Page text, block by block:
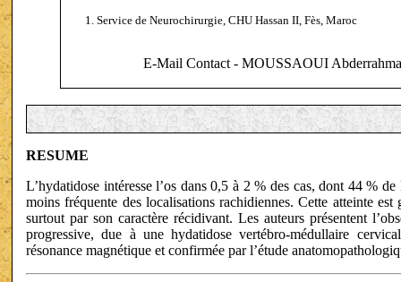
Service de Neurochirurgie, CHU Hassan II, Fès, Maroc
E-Mail Contact - MOUSSAOUI
RESUME
L’hydatidose intéresse l’os dans 0,5 à 2 % des cas, dont 44 %
moins fréquente des localisations rachidiennes. Cette atteinte
surtout par son caractère récidivant. Les auteurs présentent
progressive, due à une hydatidose vertébro-médullaire
résonance magnétique et confirmée par l’étude